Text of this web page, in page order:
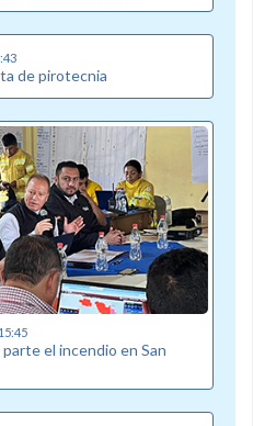
de pirotecnia
el incendio en San